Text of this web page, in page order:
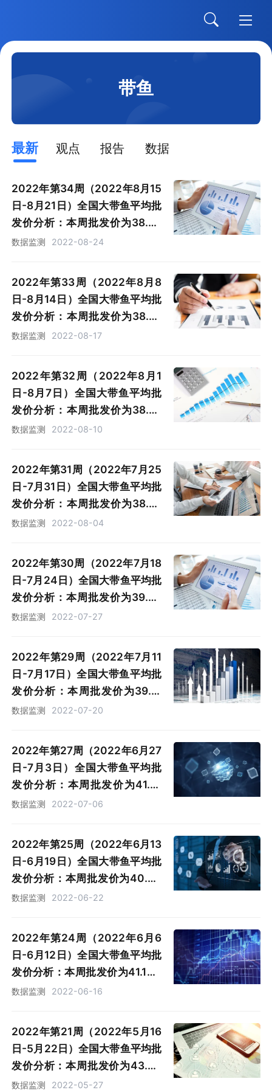
带鱼
最新 观点 报告 数据
2022年第34周（2022年8月15
日-8月21日）全国大带鱼平均批
发价分析：本周批发价为38.93
元/公斤，同比增加0.23%
数据监测 2022-08-24
2022年第33周（2022年8月8
日-8月14日）全国大带鱼平均批
发价分析：本周批发价为38.27
元/公斤，同比下跌2.37%
数据监测 2022-08-17
2022年第32周（2022年8月1
日-8月7日）全国大带鱼平均批
发价分析：本周批发价为38.78
元/公斤，同比下跌1.1%
数据监测 2022-08-10
2022年第31周（2022年7月25
日-7月31日）全国大带鱼平均批
发价分析：本周批发价为38.75
元/公斤，同比下跌3.8%
数据监测 2022-08-04
2022年第30周（2022年7月18
日-7月24日）全国大带鱼平均批
发价分析：本周批发价为39.56
元/公斤，同比增加0.51%
数据监测 2022-07-27
2022年第29周（2022年7月11
日-7月17日）全国大带鱼平均批
发价分析：本周批发价为39.15
元/公斤，同比下跌1.83%
数据监测 2022-07-20
2022年第27周（2022年6月27
日-7月3日）全国大带鱼平均批
发价分析：本周批发价为41.61
元/公斤，同比增加3.97%
数据监测 2022-07-06
2022年第25周（2022年6月13
日-6月19日）全国大带鱼平均批
发价分析：本周批发价为40.45
元/公斤，同比下跌6.6%
数据监测 2022-06-22
2022年第24周（2022年6月6
日-6月12日）全国大带鱼平均批
发价分析：本周批发价为41.1元/
公斤，同比下跌6.46%
数据监测 2022-06-16
2022年第21周（2022年5月16
日-5月22日）全国大带鱼平均批
发价分析：本周批发价为43.05
元/公斤，同比下跌4.5%
数据监测 2022-05-27